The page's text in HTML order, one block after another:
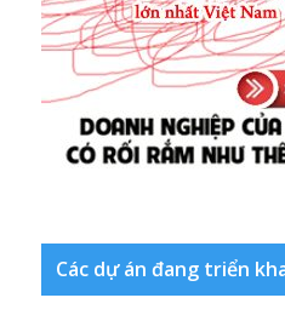
Các dự án đang triển